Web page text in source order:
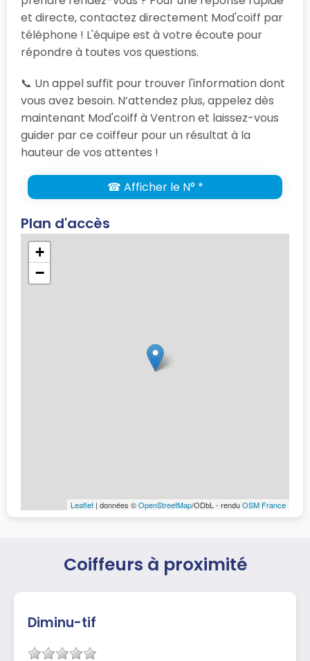
et directe, contactez directement Mod'coiff par
téléphone ! L'équipe est à votre écoute pour
répondre à toutes vos questions.
📞 Un appel suffit pour trouver l'information dont
vous avez besoin. N’attendez plus, appelez dès
maintenant Mod'coiff à Ventron et laissez-vous
guider par ce coiffeur pour un résultat à la
hauteur de vos attentes !
☎ Afficher le N° *
Plan d'accès
+
−
Leaflet | données ©OpenStreetMap/ODbL - renduOSM France
Coiffeurs à proximité
Diminu-tif